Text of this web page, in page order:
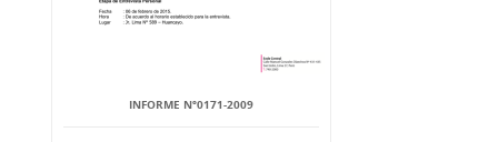
INFORME Nº0171-2009